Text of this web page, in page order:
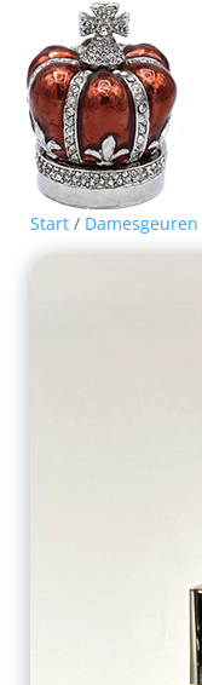
Start / Damesgeuren